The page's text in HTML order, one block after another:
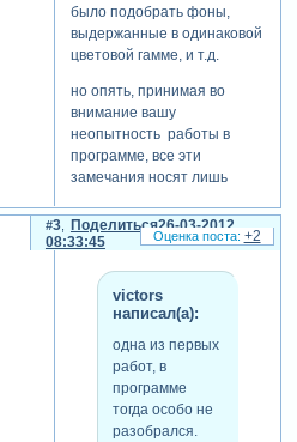
было подобрать фоны,
выдержанные в одинаковой
цветовой гамме, и т.д.
но опять, принимая во
внимание вашу
неопытность работы в
программе, все эти
замечания носят лишь
получением опыта все
наладится!
Поделиться
3
26-03-2012
08:33:45
victors
написал(а):
одна из первых
работ, в
программе
тогда особо не
разобрался.
+2